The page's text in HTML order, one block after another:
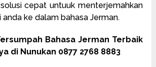
cepat untuuk menterjemahkan
ke dalam bahasa Jerman.
Bahasa Jerman Terbaik
di Nunukan 0877 2768 8883